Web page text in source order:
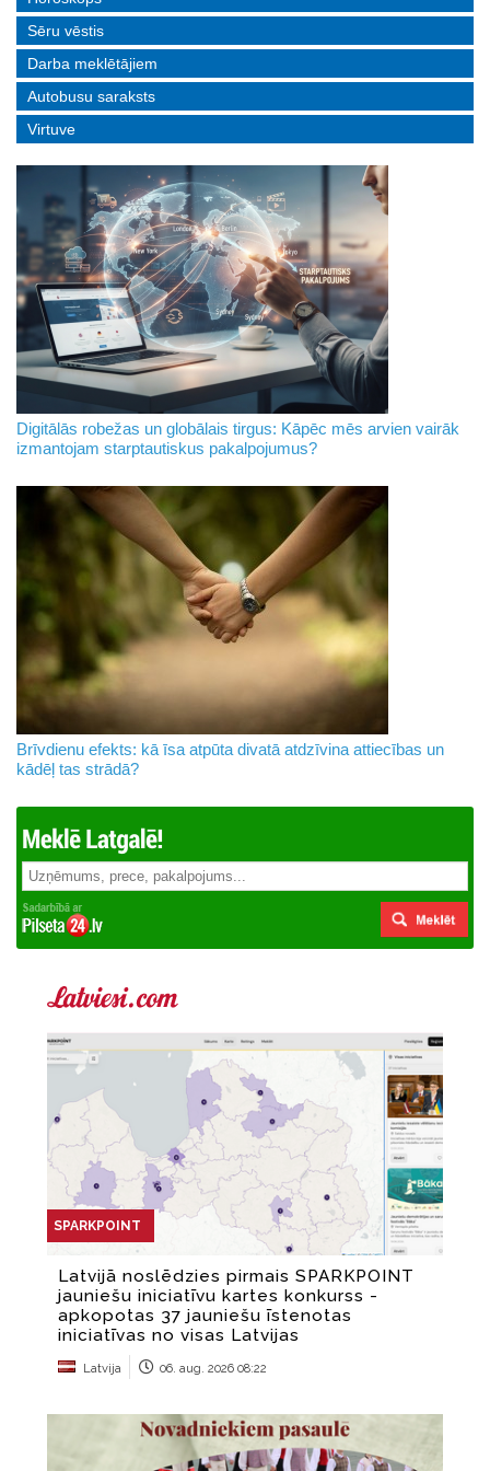
Sēru vēstis
Darba meklētājiem
Autobusu saraksts
Virtuve
Digitālās robežas un globālais tirgus: Kāpēc mēs arvien vairāk
izmantojam starptautiskus pakalpojumus?
Brīvdienu efekts: kā īsa atpūta divatā atdzīvina attiecības un
kādēļ tas strādā?